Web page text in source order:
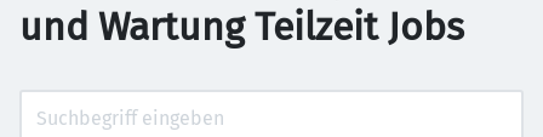
und Wartung Teilzeit Jobs